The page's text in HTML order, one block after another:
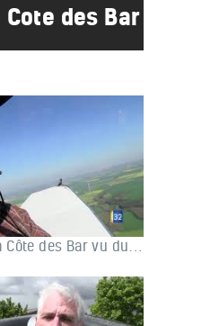
des Bar
Le vignoble de la Côte des Bar vu du ciel